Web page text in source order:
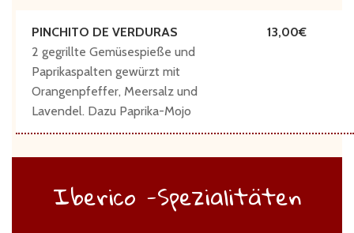
PINCHITO DE VERDURAS
2 gegrillte Gemüsespieße und
Paprikaspalten gewürzt mit
Orangenpfeffer, Meersalz und
Lavendel. Dazu Paprika-Mojo
13,00
Iberico -Spezialitäten